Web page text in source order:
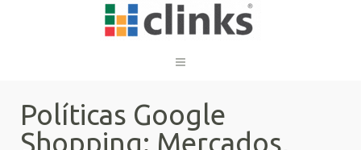
Políticas Google
Shopping: Mercados,